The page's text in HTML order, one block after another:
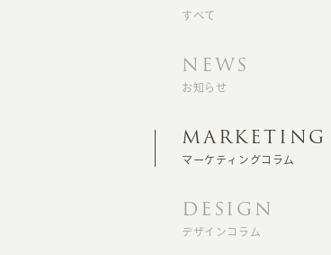
すべて
NEWS
お知らせ
MARKETING
マーケティングコラム
DESIGN
デザインコラム